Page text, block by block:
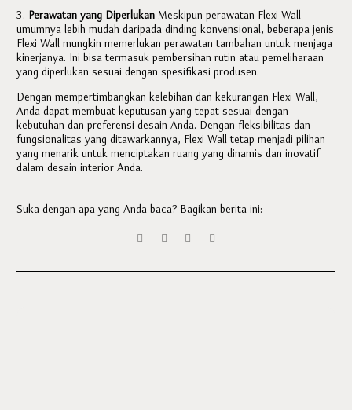
3. Perawatan yang Diperlukan Meskipun perawatan Flexi Wall
umumnya lebih mudah daripada dinding konvensional, beberapa jenis
Flexi Wall mungkin memerlukan perawatan tambahan untuk menjaga
kinerjanya. Ini bisa termasuk pembersihan rutin atau pemeliharaan
yang diperlukan sesuai dengan spesifikasi produsen.
Dengan mempertimbangkan kelebihan dan kekurangan Flexi Wall,
Anda dapat membuat keputusan yang tepat sesuai dengan
kebutuhan dan preferensi desain Anda. Dengan fleksibilitas dan
fungsionalitas yang ditawarkannya, Flexi Wall tetap menjadi pilihan
yang menarik untuk menciptakan ruang yang dinamis dan inovatif
dalam desain interior Anda.
Suka dengan apa yang Anda baca? Bagikan berita ini: